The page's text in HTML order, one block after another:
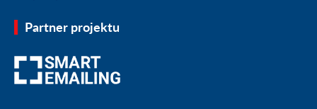
Partner projektu